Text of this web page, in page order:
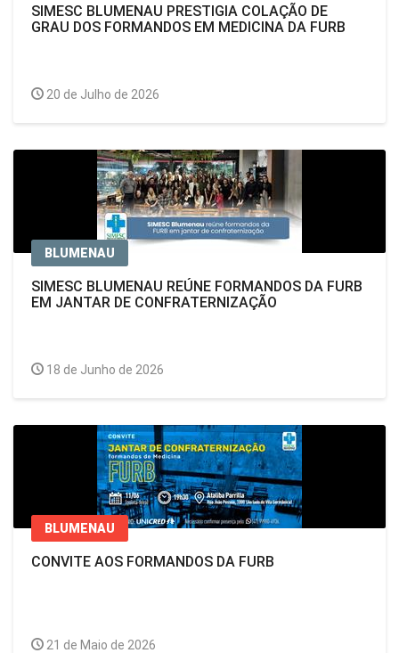
SIMESC BLUMENAU PRESTIGIA COLAÇÃO DE
GRAU DOS FORMANDOS EM MEDICINA DA FURB
20 de Julho de 2026
BLUMENAU
SIMESC BLUMENAU REÚNE FORMANDOS DA FURB
EM JANTAR DE CONFRATERNIZAÇÃO
18 de Junho de 2026
BLUMENAU
CONVITE AOS FORMANDOS DA FURB
21 de Maio de 2026